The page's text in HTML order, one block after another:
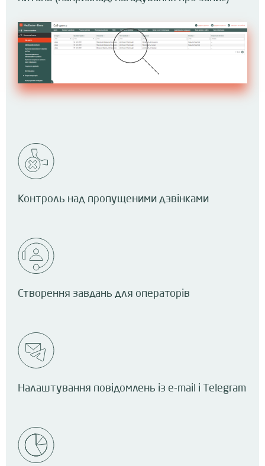
Контроль над пропущеними дзвінками
Створення завдань для операторів
Налаштування повідомлень із e-mail і Telegram